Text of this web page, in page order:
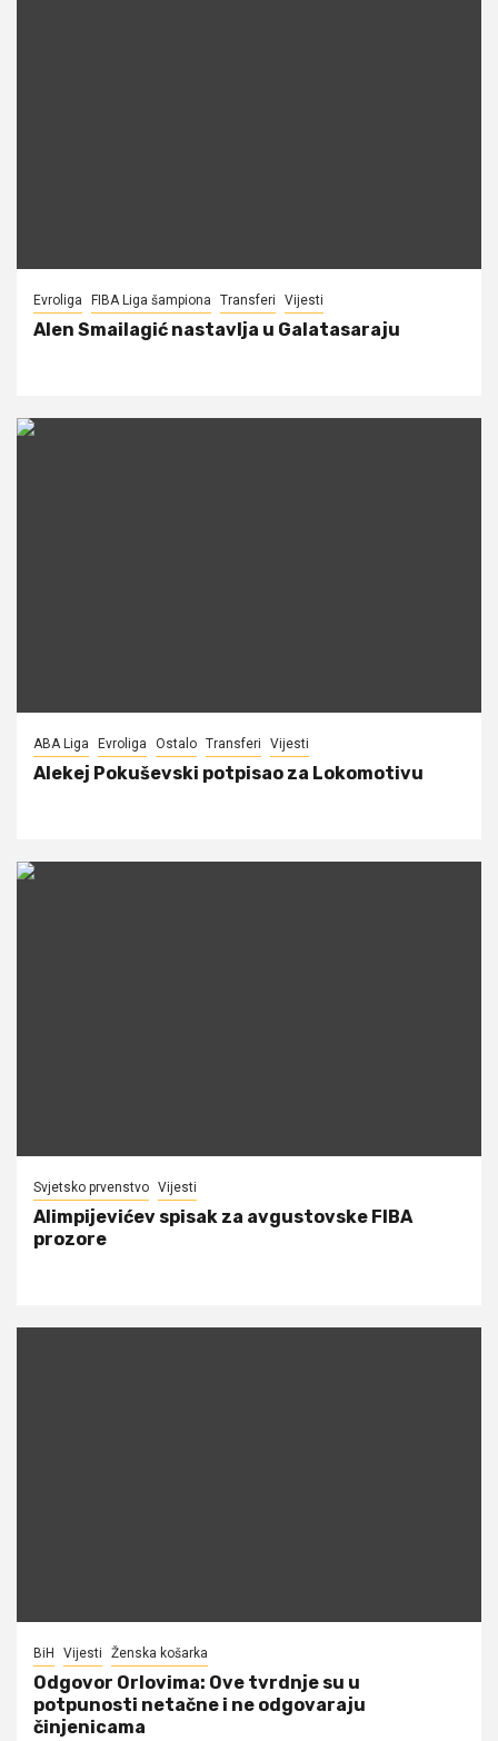
Evroliga FIBA Liga šampiona Transferi Vijesti
Alen Smailagić nastavlja u Galatasaraju
ABA Liga Evroliga Ostalo Transferi Vijesti
Alekej Pokuševski potpisao za Lokomotivu
Svjetsko prvenstvo Vijesti
Alimpijevićev spisak za avgustovske FIBA
prozore
BiH Vijesti Ženska košarka
Odgovor Orlovima: ​Ove tvrdnje su u
potpunosti netačne i ne odgovaraju
činjenicama